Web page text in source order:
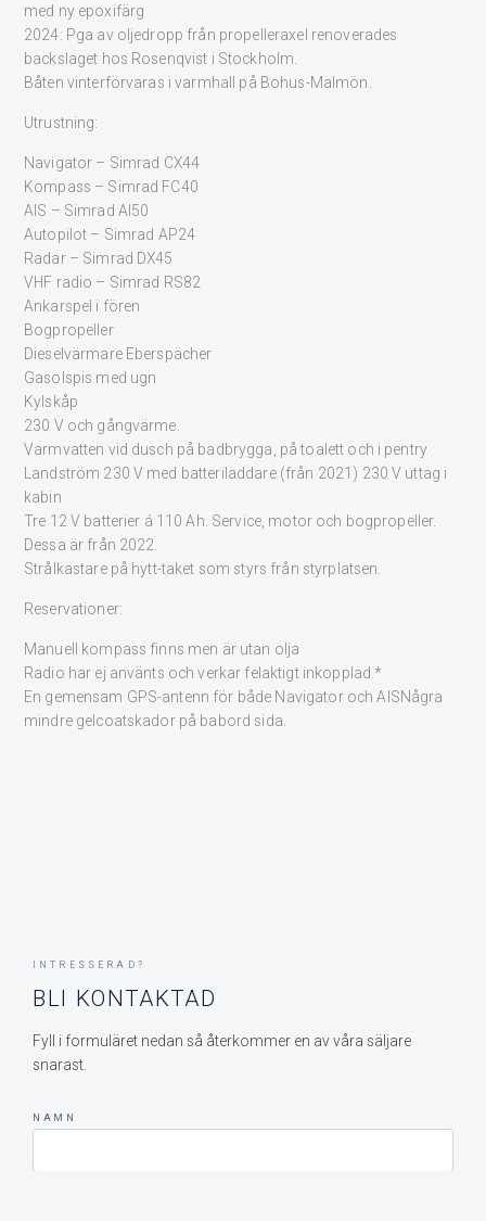
med ny epoxifärg
2024: Pga av oljedropp från propelleraxel renoverades
backslaget hos Rosenqvist i Stockholm.
Båten vinterförvaras i varmhall på Bohus-Malmön.
Utrustning:
Navigator – Simrad CX44
Kompass – Simrad FC40
AIS – Simrad AI50
Autopilot – Simrad AP24
Radar – Simrad DX45
VHF radio – Simrad RS82
Ankarspel i fören
Bogpropeller
Dieselvärmare Eberspächer
Gasolspis med ugn
Kylskåp
230 V och gångvärme.
Varmvatten vid dusch på badbrygga, på toalett och i pentry
Landström 230 V med batteriladdare (från 2021) 230 V uttag i
kabin
Tre 12 V batterier á 110 Ah. Service, motor och bogpropeller.
Dessa är från 2022.
Strålkastare på hytt-taket som styrs från styrplatsen.
Reservationer:
Manuell kompass finns men är utan olja
Radio har ej använts och verkar felaktigt inkopplad.*
En gemensam GPS-antenn för både Navigator och AISNågra
mindre gelcoatskador på babord sida.
INTRESSERAD?
BLI KONTAKTAD
Fyll i formuläret nedan så återkommer en av våra säljare
snarast.
NAMN